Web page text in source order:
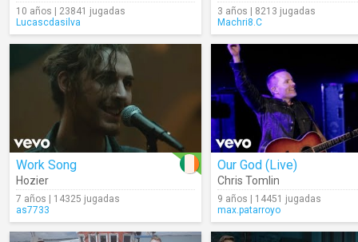
10 años | 23841 jugadas
Lucascdasilva
3 años | 8213 jugadas
Machri8.C
Work Song
Hozier
7 años | 14325 jugadas
as7733
Our God (Live)
Chris Tomlin
9 años | 14451 jugadas
max.patarroyo